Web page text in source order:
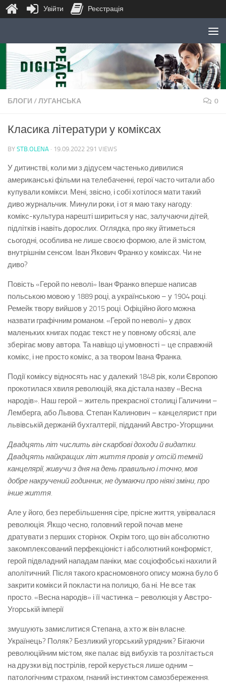
Skip to content
БЛОГИ /ЛУГАНСЬКА 0
Класика літератури у коміксах
BY STB.OLENA · 19.09.2022 291 VIEWS
У дитинстві, коли ми з дідусем частенько дивилися
американські фільми на телебаченні, герої часто читали або
купували комікси. Мені, звісно, і собі хотілося мати такий
диво журнальчик. Минули роки, і от я маю таку нагоду:
комікс-культура нарешті шириться у нас, залучаючи дітей,
підлітків і навіть дорослих. Оглядка, про яку йтиметься
сьогодні, особлива не лише своєю формою, але й змістом,
внутрішнім сенсом. Іван Якович Франко у коміксах. Чи не
диво?
Повість «Герой по неволі» Іван Франко вперше написав
польською мовою у 1889 році, а українською – у 1904 році.
Ремейк твору вийшов у 2015 році. Офіційно його можна
назвати графічним романом. «Герой по неволі» у двох
маленьких книгах подає текст не у повному обсязі, але
зберігає мову автора. Та навіщо ці умовності – це справжній
комікс, і не просто комікс, а за твором Івана Франка.
Події коміксу відносять нас у далекий 1848 рік, коли Європою
прокотилася хвиля революцій, яка дістала назву «Весна
народів». Наш герой – житель прекрасної столиці Галичини –
Лемберга, або Львова. Степан Калинович – канцелярист при
львівській держаній бухгалтерії, підданий Австро-Угорщини.
Двадцять літ числить він скарбові доходи й видатки.
Двадцять найкращих літ життя провів у отсій темній
канцелярії, живучи з дня на день правильно і точно, мов
добре накручений годинник, не думаючи про ніякі зміни, про
інше життя.
Але у його, без перебільшення сіре, прісне життя, увірвалася
революція. Якщо чесно, головний герой почав мене
дратувати з перших сторінок. Окрім того, що він абсолютно
закомплексований перфекціоніст і абсолютний конформіст,
герой підвладний нападам паніки, має соціофобські нахили й
аполітичний. Після такого красномовного опису можна було б
закрити комікси й покласти на полицю, ба ні. Не все так
просто. «Весна народів» і її частинка – революція у Австро-
Угорській імперії
змушують замислитися Степана, а хто ж він власне.
Українець? Поляк? Безликий угорський урядник? Бігаючи
революційним містом, яке палає від вибухів та розлітається
на друзки від пострілів, герой керується лише одним –
патологічним страхом, гнаний інстинктом самозбереження.
Увійти Реєстрація